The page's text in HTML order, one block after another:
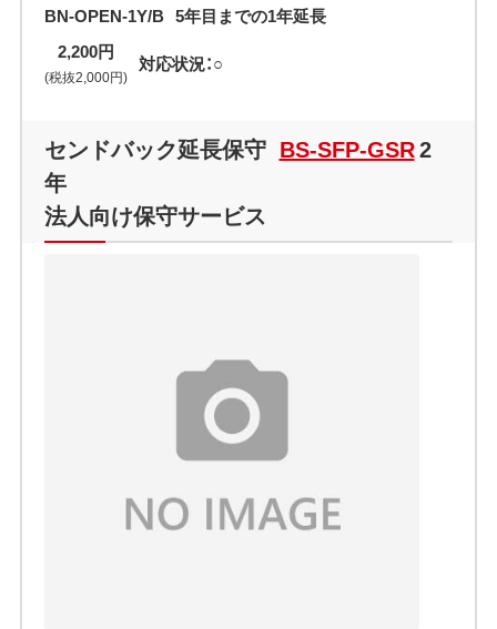
BN-OPEN-1Y/B 5年目までの1年延長
2,200円
(税抜2,000円)
対応状況：○
センドバック延長保守 BS-SFP-GSR2
年
法人向け保守サービス